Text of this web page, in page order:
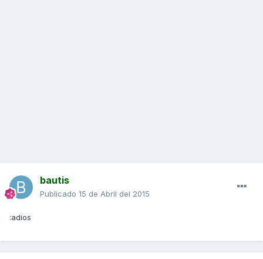
bautis
Publicado 15 de Abril del 2015
:adios